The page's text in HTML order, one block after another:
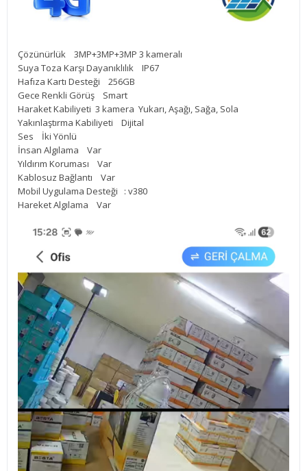
Çözünürlük 3MP+3MP+3MP 3 kameralı
Suya Toza Karşı Dayanıklılık IP67
Hafıza Kartı Desteği 256GB
Gece Renkli Görüş Smart
Haraket Kabiliyeti 3 kamera Yukarı, Aşağı, Sağa, Sola
Yakınlaştırma Kabiliyeti Dijital
Ses İki Yönlü
İnsan Algılama Var
Yıldırım Koruması Var
Kablosuz Bağlantı Var
Mobil Uygulama Desteği : v380
Hareket Algılama Var